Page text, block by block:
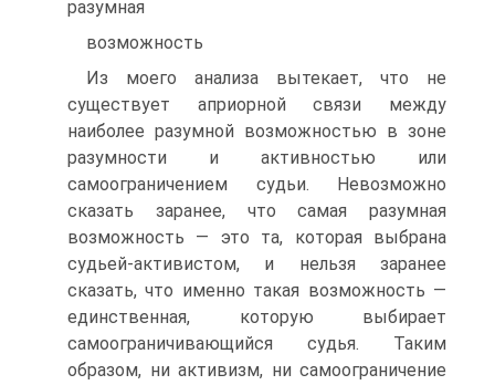
разумная
возможность
Из моего анализа вытекает, что не
существует априорной связи между
наиболее разумной возможностью в зоне
разумности и активностью или
самоограничением судьи. Невозможно
сказать заранее, что самая разумная
возможность — это та, которая выбрана
судьей-активистом, и нельзя заранее
сказать, что именно такая возможность —
единственная, которую выбирает
самоограничивающийся судья. Таким
образом, ни активизм, ни самоограничение